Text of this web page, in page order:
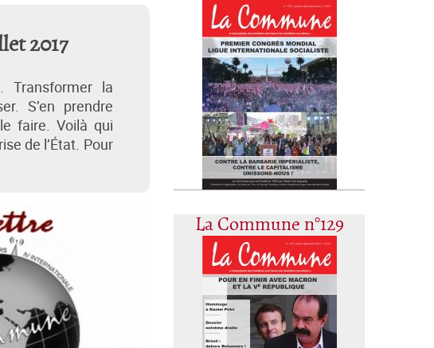
La Commune n°129
2017
Transformer la
S’en prendre
faire. Voilà qui
de l’État. Pour